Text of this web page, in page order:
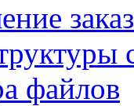
файлов